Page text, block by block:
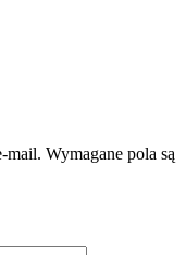
mail. Wymagane pola są